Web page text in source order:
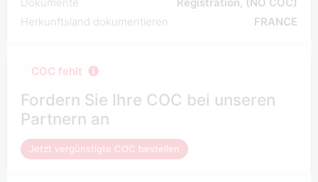
Herkunftsland dokumentieren
FRANCE
COC fehlt
Fordern Sie Ihre COC bei unseren
Partnern an
Jetzt vergünstigte COC bestellen